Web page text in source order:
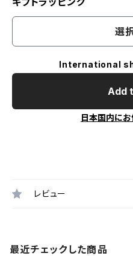
選
International
Add
日本国内に
レビュー
最近チェックした商品